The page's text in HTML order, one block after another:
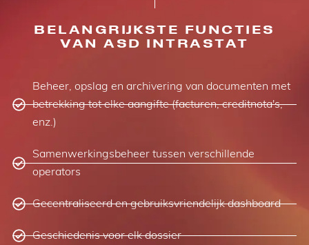
BELANGRIJKSTE FUNCTIES
VAN ASD INTRASTAT
Beheer, opslag en archivering van documenten met
betrekking tot elke aangifte (facturen, creditnota's,
enz.)
Samenwerkingsbeheer tussen verschillende
operators
Gecentraliseerd en gebruiksvriendelijk dashboard
Geschiedenis voor elk dossier